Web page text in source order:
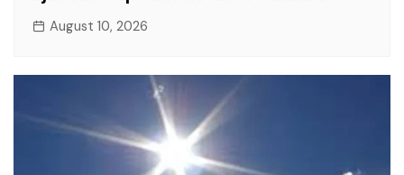
August 10, 2026